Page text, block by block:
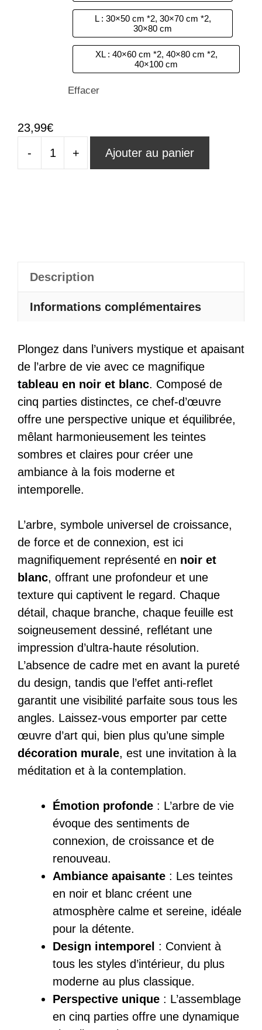
L : 30×50 cm *2, 30×70 cm *2,
30×80 cm
XL : 40×60 cm *2, 40×80 cm *2,
40×100 cm
Effacer
23,99€
-
quantité
Et
Blanc
+ Ajouter au panier
Description
Informations complémentaires
Plongez dans l’univers mystique et apaisant
de l’arbre de vie avec ce magnifique
tableau en noir et blanc. Composé de
cinq parties distinctes, ce chef-d’œuvre
offre une perspective unique et équilibrée,
mêlant harmonieusement les teintes
sombres et claires pour créer une
ambiance à la fois moderne et
intemporelle.
L’arbre, symbole universel de croissance,
de force et de connexion, est ici
magnifiquement représenté en noir et
blanc, offrant une profondeur et une
texture qui captivent le regard. Chaque
détail, chaque branche, chaque feuille est
soigneusement dessiné, reflétant une
impression d’ultra-haute résolution.
L’absence de cadre met en avant la pureté
du design, tandis que l’effet anti-reflet
garantit une visibilité parfaite sous tous les
angles. Laissez-vous emporter par cette
œuvre d’art qui, bien plus qu’une simple
décoration murale, est une invitation à la
méditation et à la contemplation.
Émotion profonde : L’arbre de vie
évoque des sentiments de
connexion, de croissance et de
renouveau.
Ambiance apaisante : Les teintes
en noir et blanc créent une
atmosphère calme et sereine, idéale
pour la détente.
Design intemporel : Convient à
tous les styles d’intérieur, du plus
moderne au plus classique.
Perspective unique : L’assemblage
en cinq parties offre une dynamique